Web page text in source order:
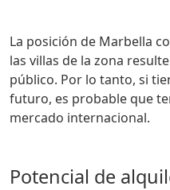
La posición de Marbella como destino de lujo hace que
las villas de la zona
público. Por lo tanto, si
futuro, es probable que
mercado internacional.
Potencial de